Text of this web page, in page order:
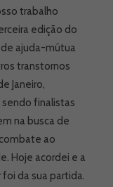
trabalho
edição do
ajuda-mútua
transtornos
Janeiro,
sendo finalistas
na busca de
ao
Hoje acordei e a
da sua partida.